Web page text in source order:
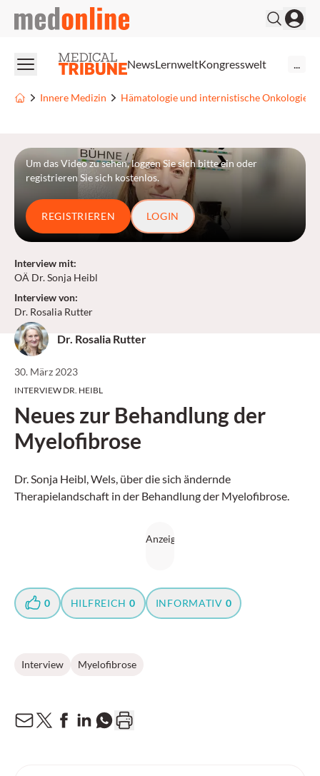
medonline
NewsLernweltKongresswelt
Innere Medizin Hämatologie und internistische Onkologie
Um das Video zu sehen, loggen Sie sich bitte ein oder
registrieren Sie sich kostenlos.
REGISTRIEREN LOGIN
Interview mit:
OÄ Dr. Sonja Heibl
Interview von:
Dr. Rosalia Rutter
Dr. Rosalia Rutter
30. März 2023
INTERVIEW DR. HEIBL
Neues zur Behandlung der
Myelofibrose
Dr. Sonja Heibl, Wels, über die sich ändernde
Therapielandschaft in der Behandlung der Myelofibrose.
0 HILFREICH 0 INFORMATIV 0
Interview Myelofibrose